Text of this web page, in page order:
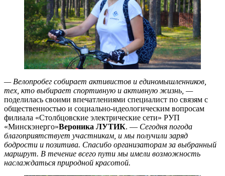
— Велопробег собирает активистов и единомышленников,
тех, кто выбирает спортивную и активную жизнь, —
поделилась своими впечатлениями специалист по связям с
общественностью и социально-идеологическим вопросам
филиала «Столбцовские электрические сети» РУП
«Минскэнерго»Вероника ЛУТИК. — Сегодня погода
благоприятствует участникам, и мы получили заряд
бодрости и позитива. Спасибо организаторам за выбранный
маршрут. В течение всего пути мы имели возможность
наслаждаться природной красотой.